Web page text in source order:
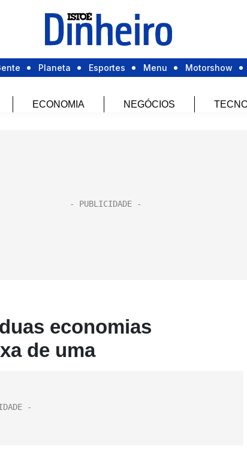
Planeta Esportes Menu Motorshow
ECONOMIA NEGÓCIOS
economias
de uma